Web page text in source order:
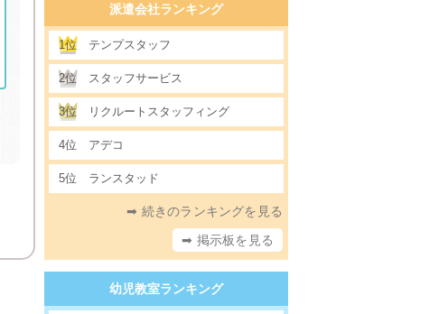
派遣会社ランキング
1位 テンプスタッフ
2位 スタッフサービス
3位 リクルートスタッフィング
4位 アデコ
5位 ランスタッド
➡ 続きのランキングを見る
➡ 掲示板を見る
幼児教室ランキング